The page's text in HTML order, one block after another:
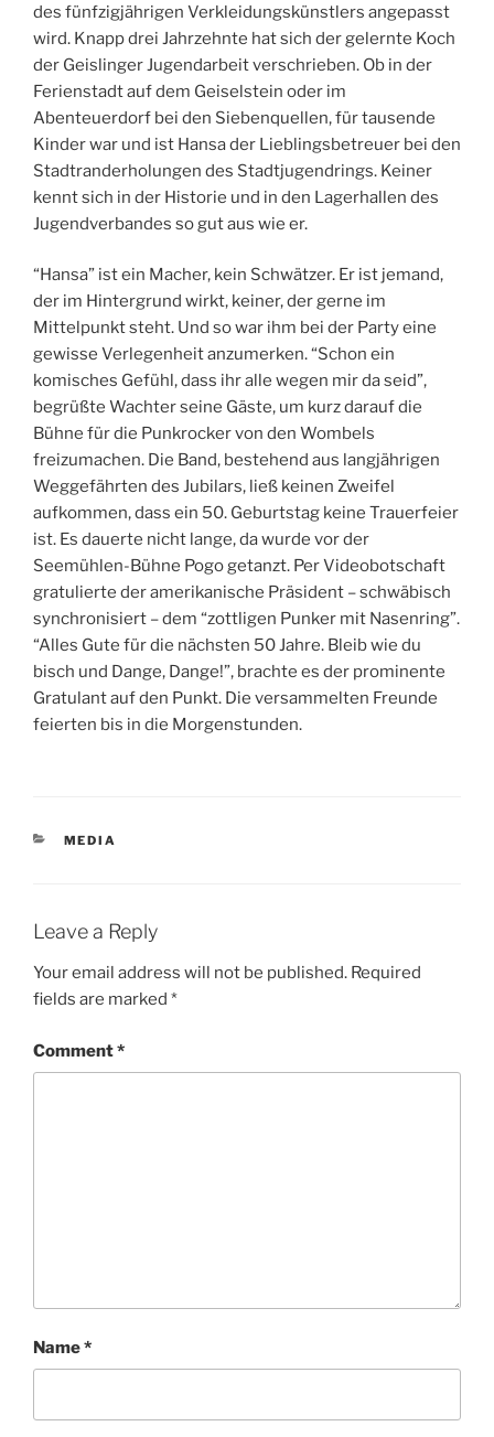
des fünfzigjährigen Verkleidungskünstlers angepasst
wird. Knapp drei Jahrzehnte hat sich der gelernte Koch
der Geislinger Jugendarbeit verschrieben. Ob in der
Ferienstadt auf dem Geiselstein oder im
Abenteuerdorf bei den Siebenquellen, für tausende
Kinder war und ist Hansa der Lieblingsbetreuer bei den
Stadtranderholungen des Stadtjugendrings. Keiner
kennt sich in der Historie und in den Lagerhallen des
Jugendverbandes so gut aus wie er.
“Hansa” ist ein Macher, kein Schwätzer. Er ist jemand,
der im Hintergrund wirkt, keiner, der gerne im
Mittelpunkt steht. Und so war ihm bei der Party eine
gewisse Verlegenheit anzumerken. “Schon ein
komisches Gefühl, dass ihr alle wegen mir da seid”,
begrüßte Wachter seine Gäste, um kurz darauf die
Bühne für die Punkrocker von den Wombels
freizumachen. Die Band, bestehend aus langjährigen
Weggefährten des Jubilars, ließ keinen Zweifel
aufkommen, dass ein 50. Geburtstag keine Trauerfeier
ist. Es dauerte nicht lange, da wurde vor der
Seemühlen-Bühne Pogo getanzt. Per Videobotschaft
gratulierte der amerikanische Präsident – schwäbisch
synchronisiert – dem “zottligen Punker mit Nasenring”.
“Alles Gute für die nächsten 50 Jahre. Bleib wie du
bisch und Dange, Dange!”, brachte es der prominente
Gratulant auf den Punkt. Die versammelten Freunde
feierten bis in die Morgenstunden.
CATEGORIES
MEDIA
Leave a Reply
Your email address will not be published. Required
fields are marked *
Comment*
Name*